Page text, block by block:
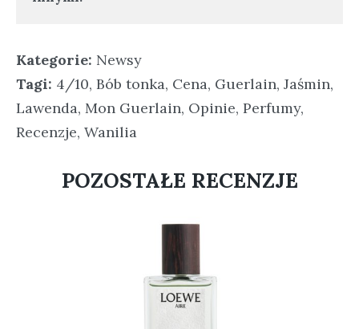
Kategorie: Newsy
Tagi: 4/10, Bób tonka, Cena, Guerlain, Jaśmin,
Lawenda, Mon Guerlain, Opinie, Perfumy,
Recenzje, Wanilia
POZOSTAŁE RECENZJE